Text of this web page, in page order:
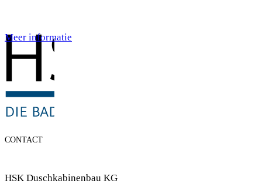
Meer informatie
CONTACT
HSK Duschkabinenbau KG